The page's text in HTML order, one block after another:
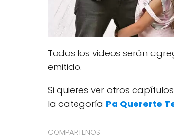
Todos los videos serán
emitido.
Si quieres ver otros
la categoría Pa Quererte
COMPARTENOS